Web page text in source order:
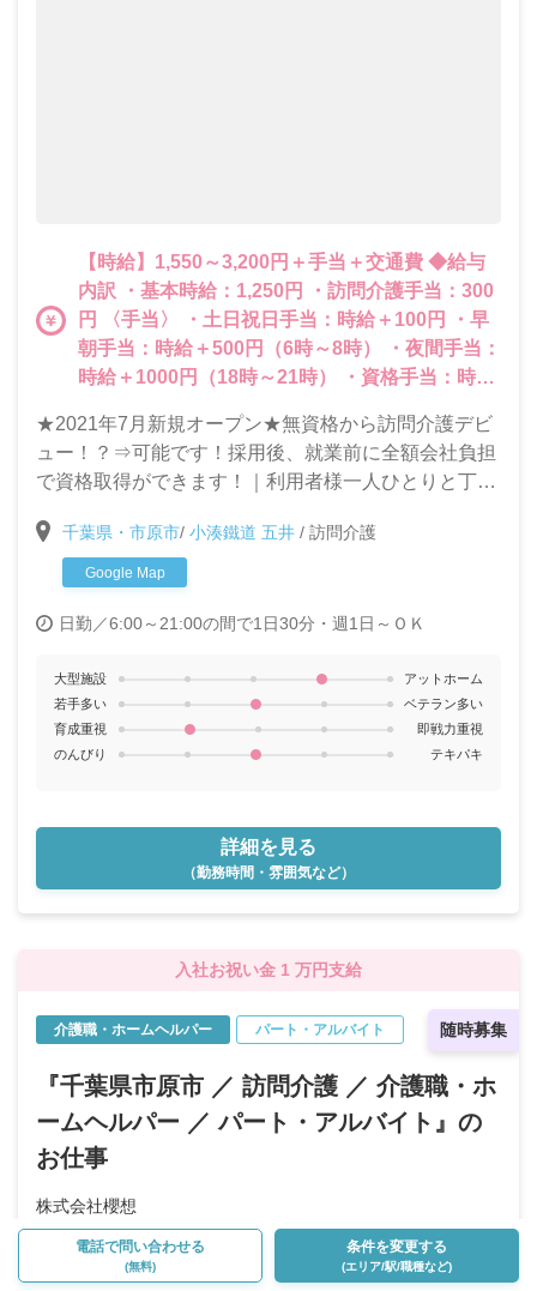
【時給】1,550～3,200円＋手当＋交通費 ◆給与
内訳 ・基本時給：1,250円 ・訪問介護手当：300
円 〈手当〉 ・土日祝日手当：時給＋100円 ・早
朝手当：時給＋500円（6時～8時） ・夜間手当：
時給＋1000円（18時～21時） ・資格手当：時給
費〉 ・通勤費（マイカー）：15円/1km ・通勤費
（公共交通機関）：定期代月額10,000円まで ・
業務用交通費：15円/1km ★給与例1：平日の
12:00～13:00、要介護度2の方への清掃・買い物
終了者） 基本時給1,250円＋訪問介護手当300円
19:00、要介護度3の方への排泄介助・食事介助
り） 基本時給1,250円＋訪問介護手当300円＋土
日祝日手当100円＋夜間手当1,000円＋資格手当
(介護福祉士)100円 ⇒時給2,750円
★2021年7月新規オープン★無資格から訪問介護デビ
ュー！？⇒可能です！採用後、就業前に全額会社負担
で資格取得ができます！｜利用者様一人ひとりと丁寧
時間～ＯＫで働きやすさも抜群の事業所です！
千葉県・市原市/ 小湊鐵道 五井 / 訪問介護
Google Map
日勤／6:00～21:00の間で1日30分・週1日～ＯＫ
大型施設
アットホーム
若手多い
ベテラン多い
育成重視
即戦力重視
のんびり
テキパキ
詳細を見る
（勤務時間・雰囲気など）
入社お祝い金 1 万円支給
随時募集
介護職・ホームヘルパー パート・アルバイト
『千葉県市原市 ／ 訪問介護 ／ 介護職・ホ
ームヘルパー ／ パート・アルバイト』の
お仕事
株式会社櫻想
侍（さむらい）
未経験OK 有資格者限定 正社員登用あり
電話で問い合わせる
(無料)
条件を変更する
(エリア/駅/職種など)